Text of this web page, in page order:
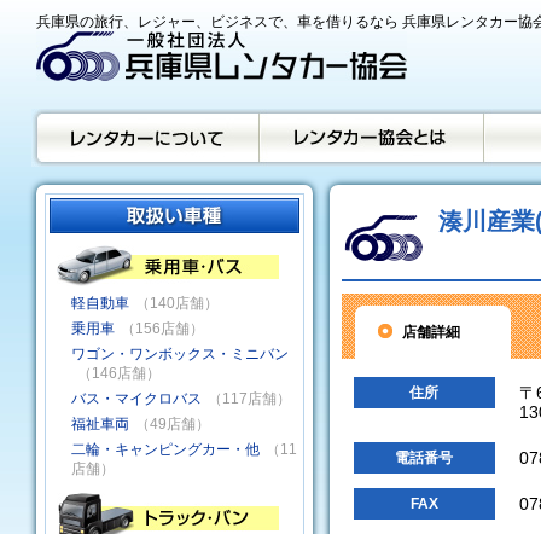
兵庫県の旅行、レジャー、ビジネスで、車を借りるなら 兵庫県レンタカー協
湊川産
店舗詳細
住所
〒
電話番号
FAX
軽自動車
（140店舗）
乗用車
（156店舗）
ワゴン・ワンボックス・ミニバン
（146店舗）
バス・マイクロバス
（117店舗）
福祉車両
（49店舗）
二輪・キャンピングカー・他
（11
店舗）